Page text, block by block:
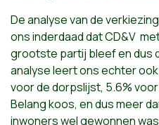
De analyse van de
ons inderdaad dat CD&V
grootste partij bleef en dus
analyse leert ons echter ook
voor de dorpslijst, 5.6%
Belang koos, en dus meer
inwoners wel gewonnen